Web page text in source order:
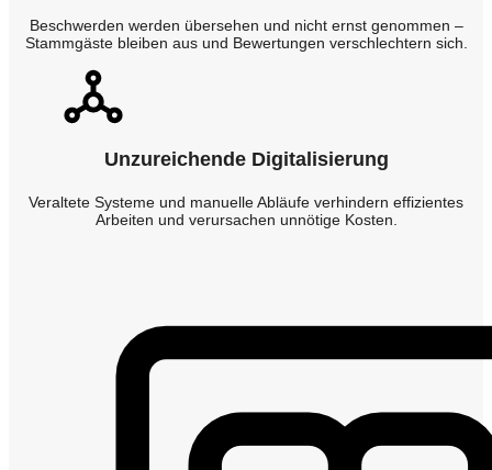
Beschwerden werden übersehen und nicht ernst genommen –
Stammgäste bleiben aus und Bewertungen verschlechtern sich.
Unzureichende Digitalisierung
Veraltete Systeme und manuelle Abläufe verhindern effizientes
Arbeiten und verursachen unnötige Kosten.